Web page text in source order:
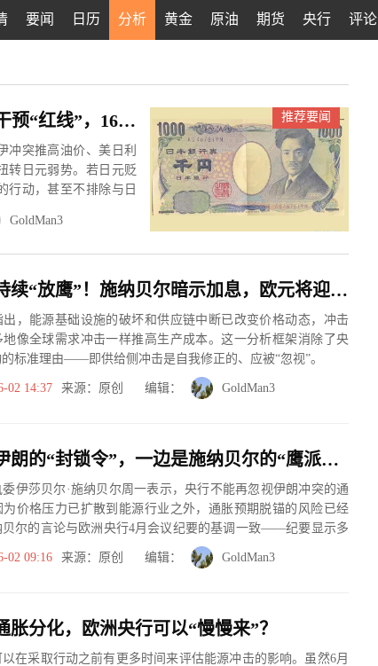
要闻 日历 分析 黄金 原油 期货 央行 评论
推荐要闻
美伊冲突推升避险美元，日元逼近干预“红线”，160关口近在咫尺
冲突推高油价、美日利
转日元弱势。若日元贬
行动，甚至不排除与日
GoldMan3
欧央行持续“放鹰”！施纳贝尔暗示加息，欧元将迎CPI数据考验
出，能源基础设施的破坏和供应链中断已改变价格动态，冲击
地像全球需求冲击一样推高生产成本。这一分析框架消除了央
标准理由——即供给侧冲击是自我修正的、应被“忽视”。
02 14:37 来源：原创 编辑： GoldMan3
一边是伊朗的“封锁令”，一边是施纳贝尔的“鹰派警告”——欧元夹缝中求生
委伊莎贝尔·施纳贝尔周一表示，央行不能再忽视伊朗冲突的通
为价格压力已扩散到能源行业之外，通胀预期脱锚的风险已经
贝尔的言论与欧洲央行4月会议纪要的基调一致——纪要显示多
息。
02 09:16 来源：原创 编辑： GoldMan3
胀分化，欧洲央行可以“慢慢来”？
以在采取行动之前有更多时间来评估能源冲击的影响。虽然6月